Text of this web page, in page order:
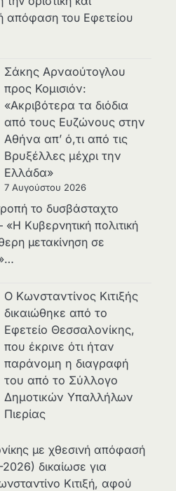
απόφαση του Εφετείου
Σάκης Αρναούτογλου
προς Κομισιόν:
«Ακριβότερα τα διόδια
από τους Ευζώνους στην
Αθήνα απ’ ό,τι από τις
Βρυξέλλες μέχρι την
Ελλάδα»
7 Αυγούστου 2026
το δυσβάσταχτο
Κυβερνητική πολιτική
μετακίνηση σε
Ο Κωνσταντίνος Κιτιξής
δικαιώθηκε από το
Εφετείο Θεσσαλονίκης,
που έκρινε ότι ήταν
παράνομη η διαγραφή
του από το Σύλλογο
Δημοτικών Υπαλλήλων
Πιερίας
με χθεσινή απόφασή
δικαίωσε για
Κιτιξή, αφού